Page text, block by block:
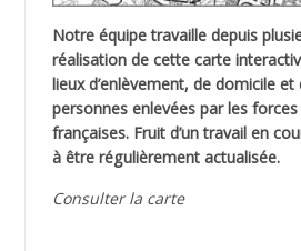
Notre équipe travaille depuis
réalisation de cette carte
lieux d’enlèvement, de domicile
personnes enlevées par les forces
françaises. Fruit d’un travail en
à être régulièrement actualisée.
Consulter la carte